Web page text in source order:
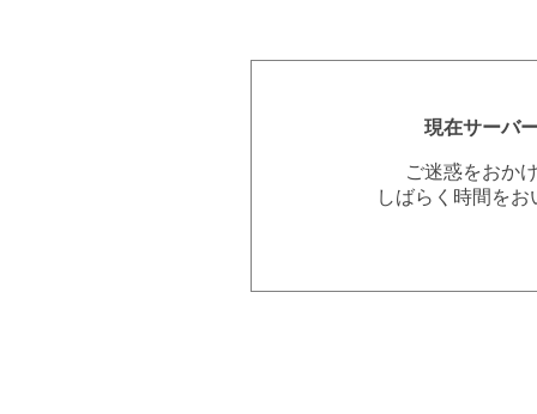
現在サーバ
ご迷惑をおか
しばらく時間を